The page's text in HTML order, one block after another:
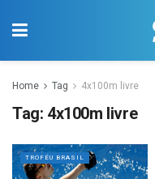
Home Tag 4x100m livre
Tag: 4x100m livre
TROFÉU BRASIL